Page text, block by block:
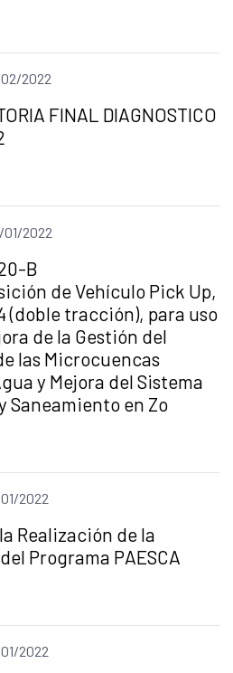
2022
FINAL DIAGNOSTICO
2022
B
de Vehículo Pick Up,
(doble tracción), para uso
de la Gestión del
las Microcuencas
y Mejora del Sistema
Saneamiento en Zo
2022
Realización de la
Programa PAESCA
2022